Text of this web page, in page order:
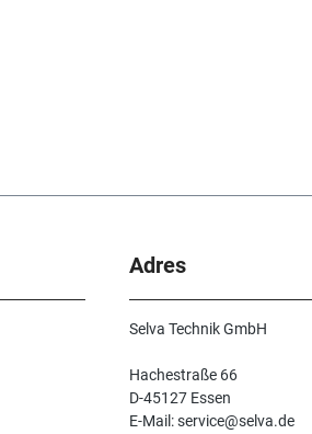
Adres
Selva Technik GmbH
Hachestraße 66
D-45127 Essen
E-Mail: service@selva.de